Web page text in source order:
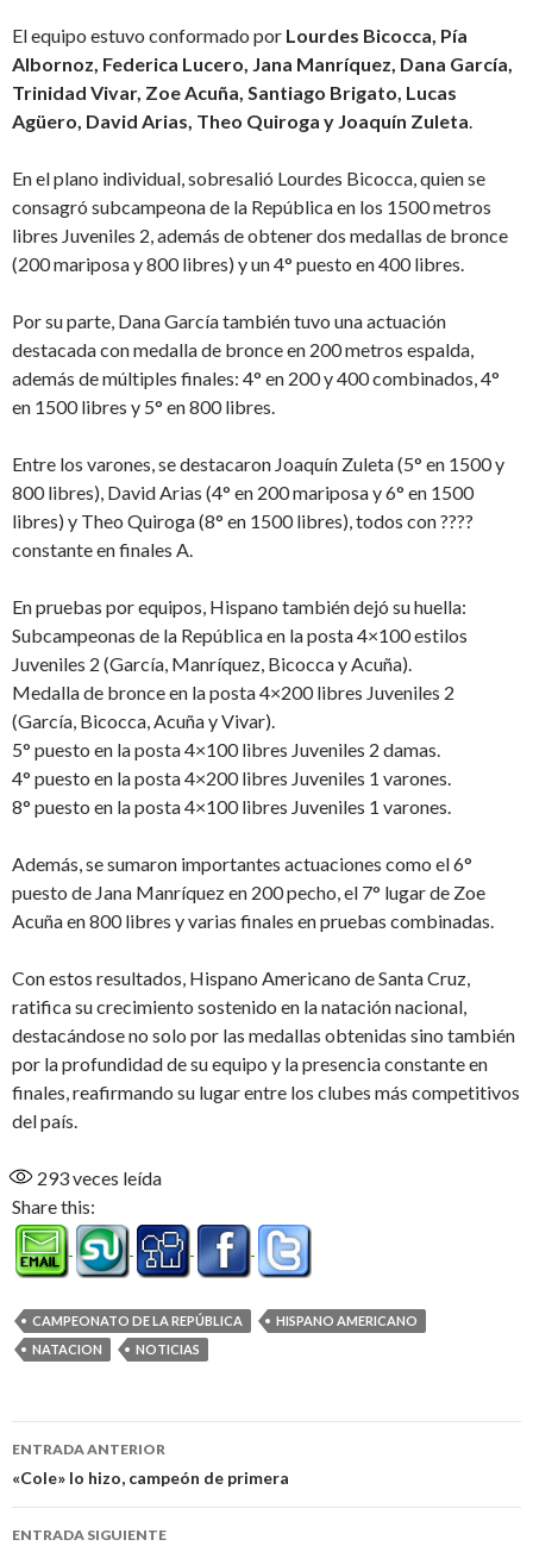
El equipo estuvo conformado por Lourdes Bicocca, Pía
Albornoz, Federica Lucero, Jana Manríquez, Dana García,
Trinidad Vivar, Zoe Acuña, Santiago Brigato, Lucas
Agüero, David Arias, Theo Quiroga y Joaquín Zuleta.
En el plano individual, sobresalió Lourdes Bicocca, quien se
consagró subcampeona de la República en los 1500 metros
libres Juveniles 2, además de obtener dos medallas de bronce
(200 mariposa y 800 libres) y un 4° puesto en 400 libres.
Por su parte, Dana García también tuvo una actuación
destacada con medalla de bronce en 200 metros espalda,
además de múltiples finales: 4° en 200 y 400 combinados, 4°
en 1500 libres y 5° en 800 libres.
Entre los varones, se destacaron Joaquín Zuleta (5° en 1500 y
800 libres), David Arias (4° en 200 mariposa y 6° en 1500
libres) y Theo Quiroga (8° en 1500 libres), todos con ????
constante en finales A.
En pruebas por equipos, Hispano también dejó su huella:
Subcampeonas de la República en la posta 4×100 estilos
Juveniles 2 (García, Manríquez, Bicocca y Acuña).
Medalla de bronce en la posta 4×200 libres Juveniles 2
(García, Bicocca, Acuña y Vivar).
5° puesto en la posta 4×100 libres Juveniles 2 damas.
4° puesto en la posta 4×200 libres Juveniles 1 varones.
8° puesto en la posta 4×100 libres Juveniles 1 varones.
Además, se sumaron importantes actuaciones como el 6°
puesto de Jana Manríquez en 200 pecho, el 7° lugar de Zoe
Acuña en 800 libres y varias finales en pruebas combinadas.
Con estos resultados, Hispano Americano de Santa Cruz,
ratifica su crecimiento sostenido en la natación nacional,
destacándose no solo por las medallas obtenidas sino también
por la profundidad de su equipo y la presencia constante en
finales, reafirmando su lugar entre los clubes más competitivos
del país.
293veces leída
Share this:
CAMPEONATO DE LA REPÚBLICA
HISPANO AMERICANO
NATACION
NOTICIAS
Navegación
de
entradas
ENTRADA ANTERIOR
«Cole» lo hizo, campeón de primera
ENTRADA SIGUIENTE